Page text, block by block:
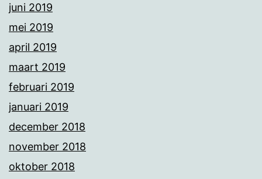
juni 2019
mei 2019
april 2019
maart 2019
februari 2019
januari 2019
december 2018
november 2018
oktober 2018